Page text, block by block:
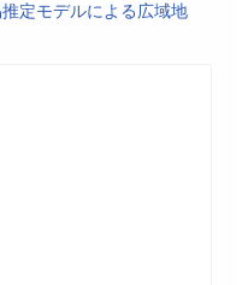
定モデルによる広域地